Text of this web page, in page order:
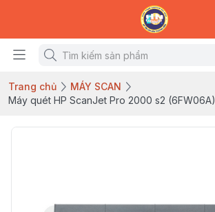
Trang chủ
MÁY SCAN
Máy quét HP ScanJet Pro 2000 s2 (6FW06A)